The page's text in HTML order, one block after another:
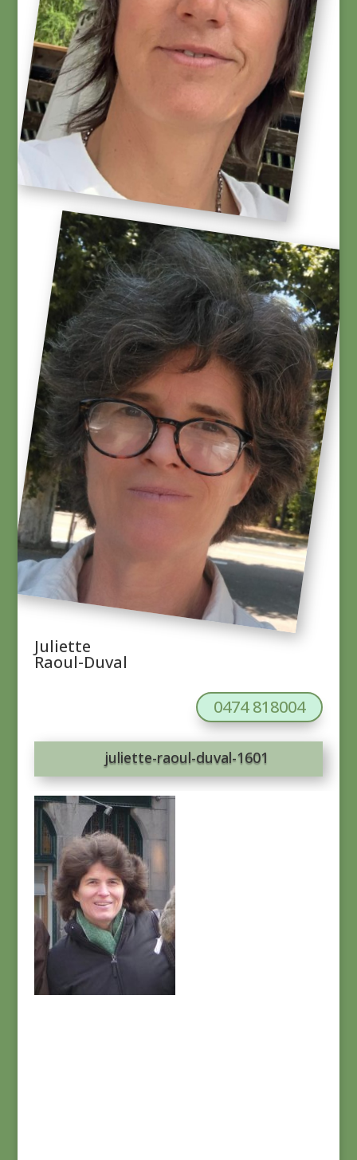
Juliette
Raoul-Duval
0474 818004
juliette-raoul-duval-1601